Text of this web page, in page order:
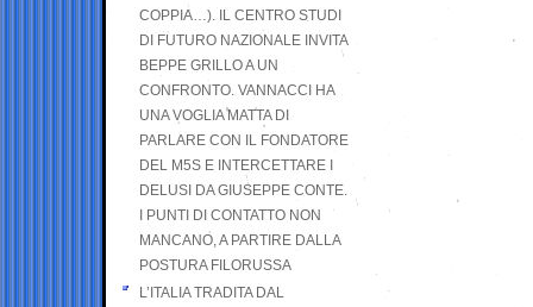
COPPIA…). IL CENTRO STUDI
DI FUTURO NAZIONALE INVITA
BEPPE GRILLO A UN
CONFRONTO. VANNACCI HA
UNA VOGLIA MATTA DI
PARLARE CON IL FONDATORE
DEL M5S E INTERCETTARE I
DELUSI DA GIUSEPPE CONTE.
I PUNTI DI CONTATTO NON
MANCANO, A PARTIRE DALLA
POSTURA FILORUSSA
L’ITALIA TRADITA DAL